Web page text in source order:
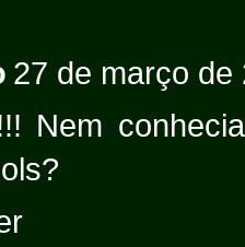
27 de março de
Nem